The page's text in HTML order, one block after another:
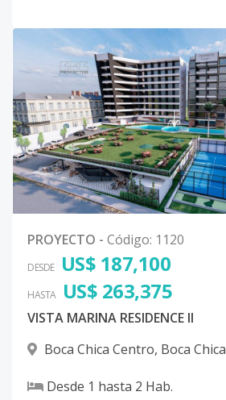
PROYECTO - Código: 1120
DESDE US$ 187,100
HASTA US$ 263,375
VISTA MARINA RESIDENCE II
Boca Chica Centro, Boca Chica
Desde 1 hasta 2 Hab.